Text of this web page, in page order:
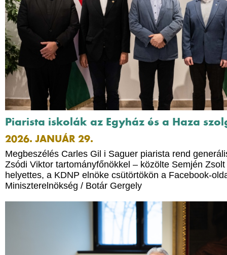
Piarista iskolák az Egyház és a Haza
2026. JANUÁR 29.
Megbeszélés Carles Gil i Saguer piarista rend
Zsódi Viktor tartományfőnökkel – közölte Semjén
helyettes, a KDNP elnöke csütörtökön a Facebook-
Miniszterelnökség / Botár Gergely